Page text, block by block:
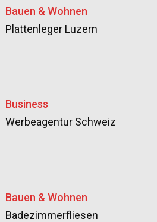
Bauen & Wohnen
Plattenleger Luzern
Business
Werbeagentur Schweiz
Bauen & Wohnen
Badezimmerfliesen